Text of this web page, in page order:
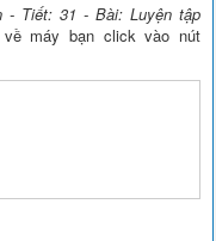
- Tiết: 31 - Bài: Luyện tập
máy bạn click vào nút
kỹ năng làm toán nhanh.